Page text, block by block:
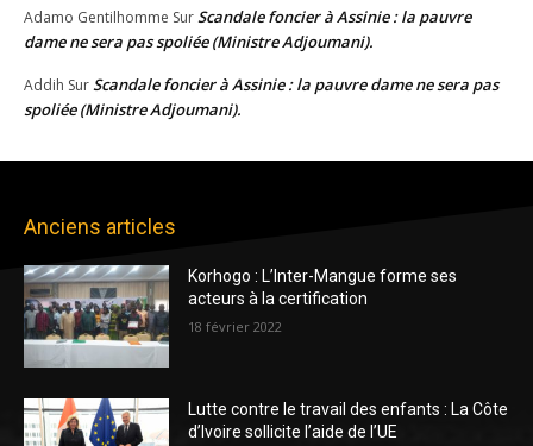
Adamo Gentilhomme SurScandale foncier à Assinie : la pauvre
dame ne sera pas spoliée (Ministre Adjoumani).
Addih SurScandale foncier à Assinie : la pauvre dame ne sera pas
spoliée (Ministre Adjoumani).
Anciens articles
Korhogo : L’Inter-Mangue forme ses
acteurs à la certification
18 février 2022
Lutte contre le travail des enfants : La Côte
d’Ivoire sollicite l’aide de l’UE